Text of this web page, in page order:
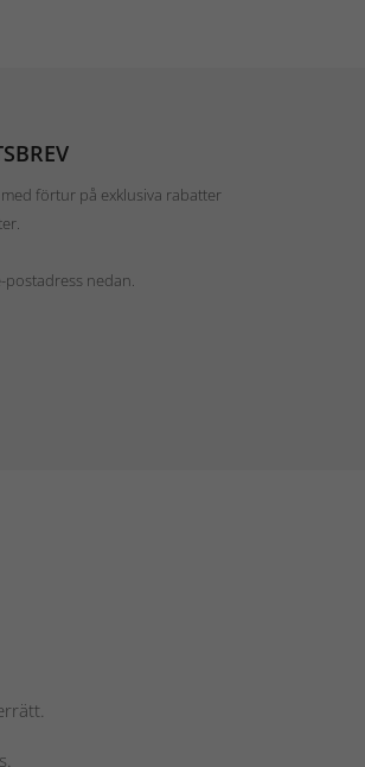
förtur på exklusiva rabatter
postadress nedan.